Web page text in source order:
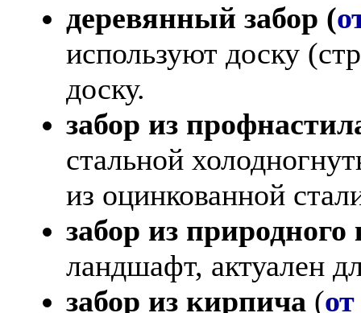
деревянный забор (
используют доску
доску.
забор из
стальной
из оцинкованной
забор из
ландшафт, актуален
забор из кирпича (